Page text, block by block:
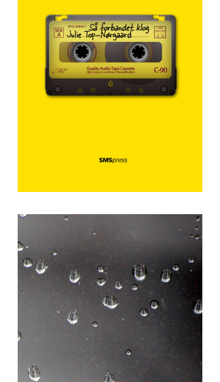
Så forbandet klog
Julie Top Nørgaard
Mandag
Martin Glaz Serup